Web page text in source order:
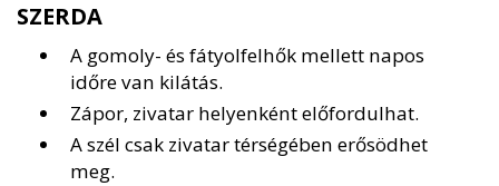
SZERDA
A gomoly- és fátyolfelhők mellett napos
időre van kilátás.
Zápor, zivatar helyenként előfordulhat.
A szél csak zivatar térségében erősödhet
meg.